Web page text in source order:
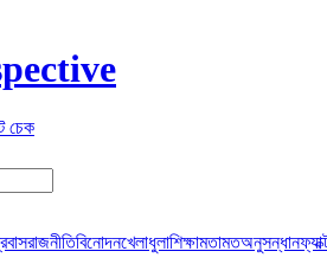
চেক
রাজনীতিবিনোদনখেলাধুলাশিক্ষামতামতঅনুসন্ধান